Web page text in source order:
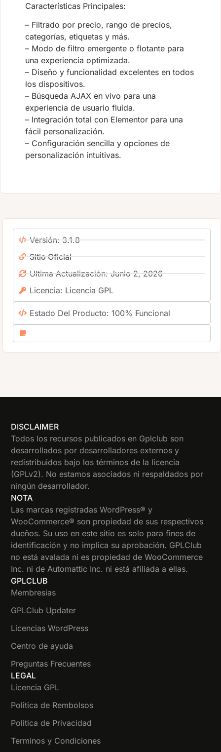
Características Principales:
– Filtrado por precio, rango de precios,
categorías, etiquetas y más.
– Modo de filtro emergente o flotante para
una experiencia optimizada.
– Diseño y funcionalidad excelentes en todos
los dispositivos.
– Búsqueda AJAX en vivo para una
experiencia de usuario fluida.
– Integración total con Elementor para una
fácil personalización.
– Configuración sencilla y opciones de
personalización intuitivas.
Versión: 3.1.8
Sitio Oficial
Ultima Actualización: Junio 2, 2026
Licencia: Licencia GPL
Estado Del Producto: 100% Funcional
DISCLAIMER
Todos los recursos publicados en Gplclub son
desarrollados por desarrolladores externos y
redistribuidos bajo los términos de la licencia
(GPLv2). No estamos asociados ni respaldados por
ningún desarrollador.
NOTA
Las marcas registradas WordPress® y
WooCommerce® son propiedad de sus respectivos
dueños. Su uso en este sitio es solo para fines de
identificación y no implica su aprobación. GPLClub
no está avalada ni es propiedad de WooCommerce
Inc. ni de Automattic Inc. ni está afiliada a ellas.
GPLCLUB
Membresias
GPLClub Updater
Licencias WordPress
Centro de ayuda
Preguntas Frecuentes
LEGAL
Licencia GPL
Politica de Rembolsos
Politica de Privacidad
Terminos y Condiciones